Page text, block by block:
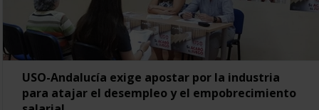
USO-Andalucía exige apostar por la industria
para atajar el desempleo y el empobrecimiento